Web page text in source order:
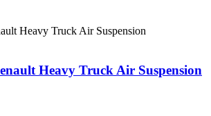
Heavy Truck Air Suspension